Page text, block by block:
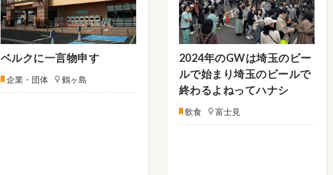
ベルクに一言物申す
企業・団体 鶴ヶ島
2024年のGWは埼玉のビー
ルで始まり埼玉のビールで
終わるよねってハナシ
飲食 富士見